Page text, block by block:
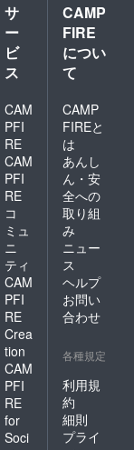
サ
ー
ビ
ス
CAM
PFI
RE
CAM
PFI
RE
コ
ミュ
ニ
ティ
CAM
PFI
RE
Crea
tion
CAM
PFI
RE
for
Soci
CAMP
FIRE
につい
て
CAMP
FIREと
は
あんし
ん・安
全への
取り組
み
ニュー
ス
ヘルプ
お問い
合わせ
各種規定
利用規
約
細則
プライ